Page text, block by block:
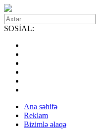
SOSİAL:
Ana səhifə
Reklam
Bizimlə əlaqə